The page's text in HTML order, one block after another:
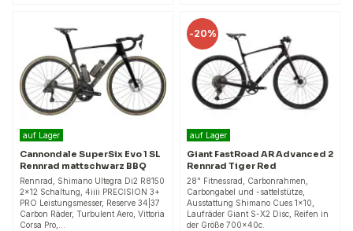
auf Lager
Cannondale SuperSix Evo 1 SL
Rennrad mattschwarz BBQ
Rennrad, Shimano Ultegra Di2 R8150
2x12 Schaltung, 4iiii PRECISION 3+
PRO Leistungsmesser, Reserve 34|37
Carbon Räder, Turbulent Aero, Vittoria
Corsa Pro,…
-20%
auf Lager
Giant FastRoad AR Advanced 2
Rennrad Tiger Red
28" Fitnessrad, Carbonrahmen,
Carbongabel und -sattelstütze,
Ausstattung Shimano Cues 1x10,
Laufräder Giant S-X2 Disc, Reifen in
der Größe 700x40c.